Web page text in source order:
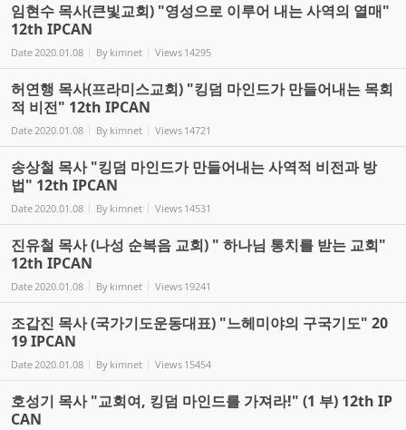
임현수 목사(큰빛교회) "영성으로 이루어 내는 사역의 열매"
12th IPCAN
Date2020.01.08 By kimnet Views 14295
허연행 목사(프라미스교회) "킹덤 마인드가 만들어내는 목회
적 비전" 12th IPCAN
Date2020.01.08 By kimnet Views 14721
송상철 목사 "킹덤 마인드가 만들어내는 사역적 비전과 방
법" 12th IPCAN
Date2020.01.08 By kimnet Views 14531
진유철 목사 (나성 순복음 교회) " 하나님 통치를 받는 교회"
12th IPCAN
Date2020.01.08 By kimnet Views 19241
조갑진 목사 (국가기도운동대표) "느헤미야의 구국기도" 20
19 IPCAN
Date2020.01.08 By kimnet Views 15454
호성기 목사 "교회여, 킹덤 마인드를 가져라!" (1 부) 12th IP
CAN